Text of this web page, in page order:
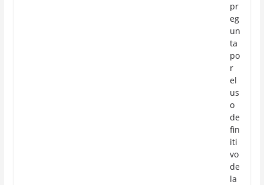
pr
eg
un
ta
po
r
el
us
o
de
fin
iti
vo
de
la